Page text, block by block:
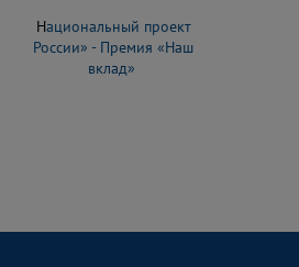
Национальный проект
России» - Премия «Наш
вклад»